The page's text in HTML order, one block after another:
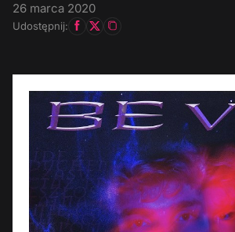
26 marca 2020
Udostępnij: